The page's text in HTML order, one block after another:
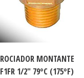
ROCIADOR MONTANTE
F1FR 1/2″ 79°C (175°F)